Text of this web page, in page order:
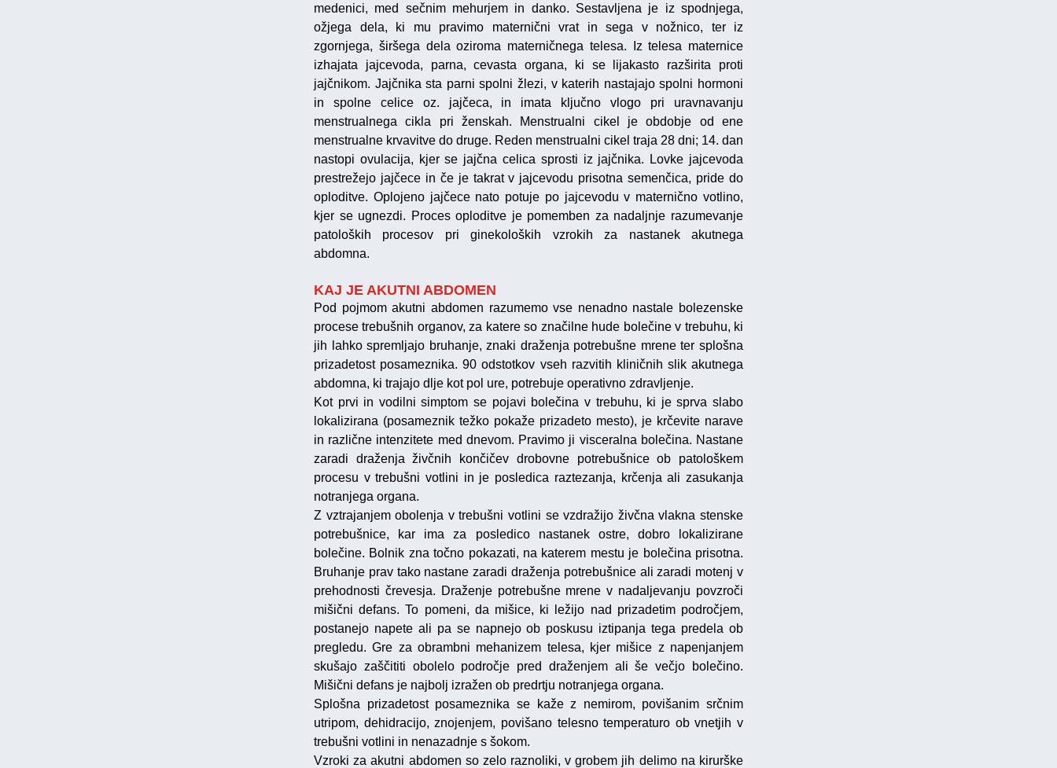
medenici, med sečnim mehurjem in danko. Sestavljena je iz spodnjega,
ožjega dela, ki mu pravimo maternični vrat in sega v nožnico, ter iz
zgornjega, širšega dela oziroma materničnega telesa. Iz telesa maternice
izhajata jajcevoda, parna, cevasta organa, ki se lijakasto razširita proti
jajčnikom. Jajčnika sta parni spolni žlezi, v katerih nastajajo spolni hormoni
in spolne celice oz. jajčeca, in imata ključno vlogo pri uravnavanju
menstrualnega cikla pri ženskah. Menstrualni cikel je obdobje od ene
menstrualne krvavitve do druge. Reden menstrualni cikel traja 28 dni; 14. dan
nastopi ovulacija, kjer se jajčna celica sprosti iz jajčnika. Lovke jajcevoda
prestrežejo jajčece in če je takrat v jajcevodu prisotna semenčica, pride do
oploditve. Oplojeno jajčece nato potuje po jajcevodu v maternično votlino,
kjer se ugnezdi. Proces oploditve je pomemben za nadaljnje razumevanje
patoloških procesov pri ginekoloških vzrokih za nastanek akutnega
abdomna.
KAJ JE AKUTNI ABDOMEN
Pod pojmom akutni abdomen razumemo vse nenadno nastale bolezenske
procese trebušnih organov, za katere so značilne hude bolečine v trebuhu, ki
jih lahko spremljajo bruhanje, znaki draženja potrebušne mrene ter splošna
prizadetost posameznika. 90 odstotkov vseh razvitih kliničnih slik akutnega
abdomna, ki trajajo dlje kot pol ure, potrebuje operativno zdravljenje.
Kot prvi in vodilni simptom se pojavi bolečina v trebuhu, ki je sprva slabo
lokalizirana (posameznik težko pokaže prizadeto mesto), je krčevite narave
in različne intenzitete med dnevom. Pravimo ji visceralna bolečina. Nastane
zaradi draženja živčnih končičev drobovne potrebušnice ob patološkem
procesu v trebušni votlini in je posledica raztezanja, krčenja ali zasukanja
notranjega organa.
Z vztrajanjem obolenja v trebušni votlini se vzdražijo živčna vlakna stenske
potrebušnice, kar ima za posledico nastanek ostre, dobro lokalizirane
bolečine. Bolnik zna točno pokazati, na katerem mestu je bolečina prisotna.
Bruhanje prav tako nastane zaradi draženja potrebušnice ali zaradi motenj v
prehodnosti črevesja. Draženje potrebušne mrene v nadaljevanju povzroči
mišični defans. To pomeni, da mišice, ki ležijo nad prizadetim področjem,
postanejo napete ali pa se napnejo ob poskusu iztipanja tega predela ob
pregledu. Gre za obrambni mehanizem telesa, kjer mišice z napenjanjem
skušajo zaščititi obolelo področje pred draženjem ali še večjo bolečino.
Mišični defans je najbolj izražen ob predrtju notranjega organa.
Splošna prizadetost posameznika se kaže z nemirom, povišanim srčnim
utripom, dehidracijo, znojenjem, povišano telesno temperaturo ob vnetjih v
trebušni votlini in nenazadnje s šokom.
Vzroki za akutni abdomen so zelo raznoliki, v grobem jih delimo na kirurške